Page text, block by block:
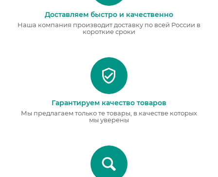
Доставляем быстро и качественно
Наша компания производит доставку по всей России в
короткие сроки
Гарантируем качество товаров
Мы предлагаем только те товары, в качестве которых
мы уверены